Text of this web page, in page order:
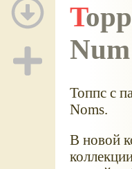
Topps и MGA запускают коллекцию наклеек
Топпс с
Noms.
В новой